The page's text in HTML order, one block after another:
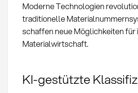
Moderne Technologien
traditionelle
schaffen neue Möglichkeiten
Materialwirtschaft.
KI-gestützte